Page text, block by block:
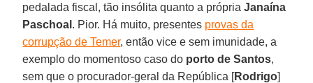
pedalada fiscal, tão insólita quanto a própriaJanaína
Paschoal . Pior. Há muito, presentes provas da
corrupção de Temer, então vice e sem imunidade, a
exemplo do momentoso caso do porto de Santos,
sem que o procurador-geral da República [Rodrigo]